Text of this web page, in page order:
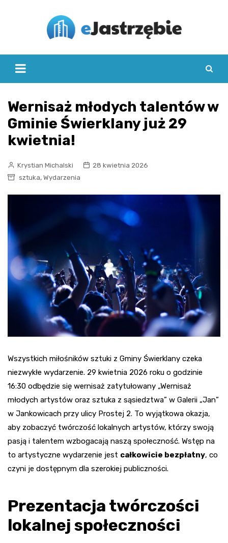
Wernisaż młodych talentów w
Gminie Świerklany już 29
kwietnia!
Krystian Michalski
28 kwietnia 2026
sztuka, Wydarzenia
Wszystkich miłośników sztuki z Gminy Świerklany czeka
niezwykłe wydarzenie. 29 kwietnia 2026 roku o godzinie
16:30 odbędzie się wernisaż zatytułowany „Wernisaż
młodych artystów oraz sztuka z sąsiedztwa” w Galerii „Jan”
w Jankowicach przy ulicy Prostej 2. To wyjątkowa okazja,
aby zobaczyć twórczość lokalnych artystów, którzy swoją
pasją i talentem wzbogacają naszą społeczność. Wstęp na
to artystyczne wydarzenie jest całkowicie bezpłatny, co
czyni je dostępnym dla szerokiej publiczności.
Prezentacja twórczości
lokalnej społeczności